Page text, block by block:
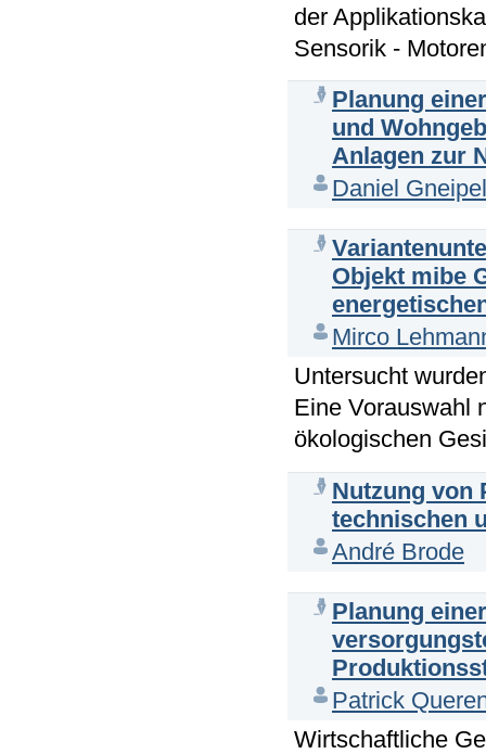
der
Sensorik -
Planung
und
Anlagen zur
Daniel Gneipel
Objekt mibe
Mirco
Untersucht
Eine Vorauswahl
ökologischen
Nutzung von
technischen
André Brode
Planung
Patrick
Wirtschaftliche